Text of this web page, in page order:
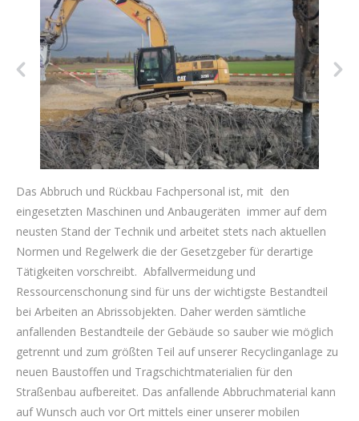
Das Abbruch und Rückbau Fachpersonal ist, mit den
eingesetzten Maschinen und Anbaugeräten immer auf dem
neusten Stand der Technik und arbeitet stets nach aktuellen
Normen und Regelwerk die der Gesetzgeber für derartige
Tätigkeiten vorschreibt. Abfallvermeidung und
Ressourcenschonung sind für uns der wichtigste Bestandteil
bei Arbeiten an Abrissobjekten. Daher werden sämtliche
anfallenden Bestandteile der Gebäude so sauber wie möglich
getrennt und zum größten Teil auf unserer Recyclinganlage zu
neuen Baustoffen und Tragschichtmaterialien für den
Straßenbau aufbereitet. Das anfallende Abbruchmaterial kann
auf Wunsch auch vor Ort mittels einer unserer mobilen